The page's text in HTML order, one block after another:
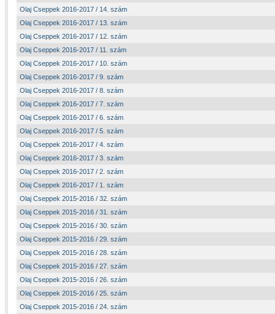
Olaj Cseppek 2016-2017 / 14. szám
Olaj Cseppek 2016-2017 / 13. szám
Olaj Cseppek 2016-2017 / 12. szám
Olaj Cseppek 2016-2017 / 11. szám
Olaj Cseppek 2016-2017 / 10. szám
Olaj Cseppek 2016-2017 / 9. szám
Olaj Cseppek 2016-2017 / 8. szám
Olaj Cseppek 2016-2017 / 7. szám
Olaj Cseppek 2016-2017 / 6. szám
Olaj Cseppek 2016-2017 / 5. szám
Olaj Cseppek 2016-2017 / 4. szám
Olaj Cseppek 2016-2017 / 3. szám
Olaj Cseppek 2016-2017 / 2. szám
Olaj Cseppek 2016-2017 / 1. szám
Olaj Cseppek 2015-2016 / 32. szám
Olaj Cseppek 2015-2016 / 31. szám
Olaj Cseppek 2015-2016 / 30. szám
Olaj Cseppek 2015-2016 / 29. szám
Olaj Cseppek 2015-2016 / 28. szám
Olaj Cseppek 2015-2016 / 27. szám
Olaj Cseppek 2015-2016 / 26. szám
Olaj Cseppek 2015-2016 / 25. szám
Olaj Cseppek 2015-2016 / 24. szám